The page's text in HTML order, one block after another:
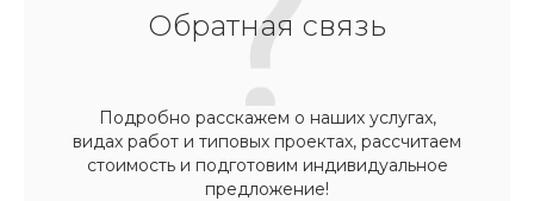
Обратная связь
Подробно расскажем о наших услугах,
видах работ и типовых проектах, рассчитаем
стоимость и подготовим индивидуальное
предложение!